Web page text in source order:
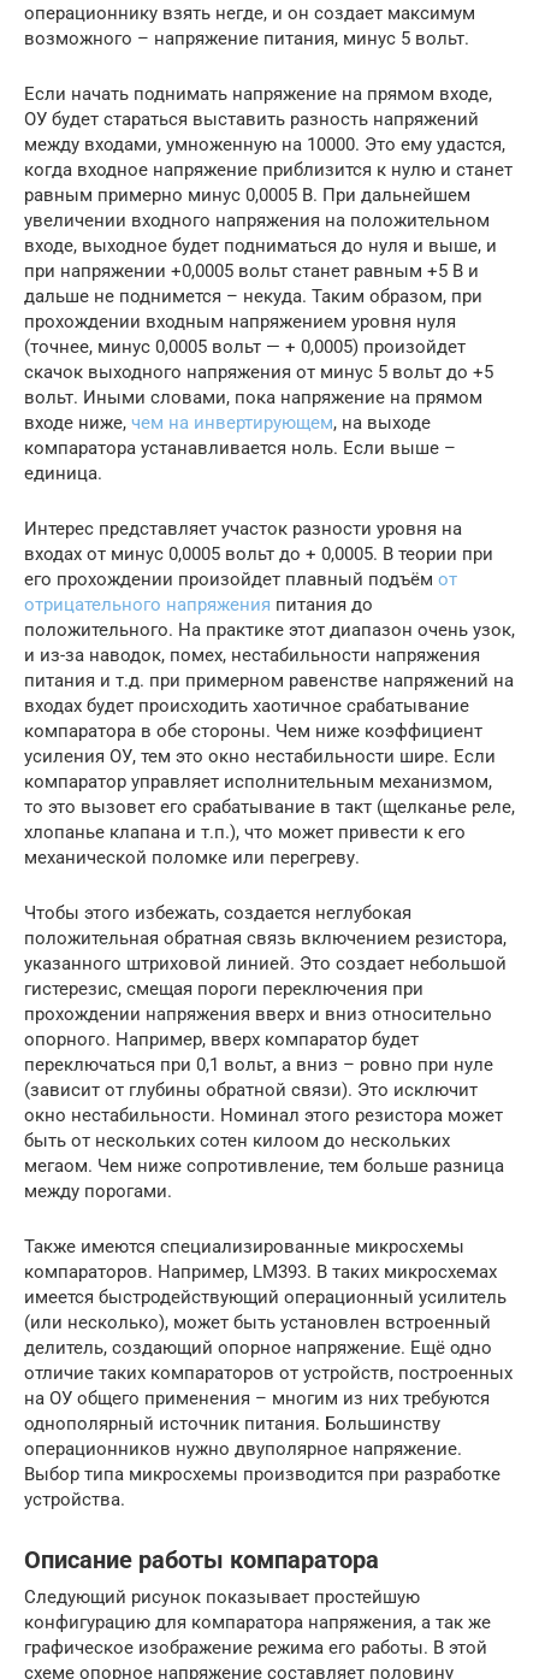
операционнику взять негде, и он создает максимум
возможного – напряжение питания, минус 5 вольт.
Если начать поднимать напряжение на прямом входе,
ОУ будет стараться выставить разность напряжений
между входами, умноженную на 10000. Это ему удастся,
когда входное напряжение приблизится к нулю и станет
равным примерно минус 0,0005 В. При дальнейшем
увеличении входного напряжения на положительном
входе, выходное будет подниматься до нуля и выше, и
при напряжении +0,0005 вольт станет равным +5 В и
дальше не поднимется – некуда. Таким образом, при
прохождении входным напряжением уровня нуля
(точнее, минус 0,0005 вольт — + 0,0005) произойдет
скачок выходного напряжения от минус 5 вольт до +5
вольт. Иными словами, пока напряжение на прямом
входе ниже, чем на инвертирующем, на выходе
компаратора устанавливается ноль. Если выше –
единица.
Интерес представляет участок разности уровня на
входах от минус 0,0005 вольт до + 0,0005. В теории при
его прохождении произойдет плавный подъём от
отрицательного напряжения питания до
положительного. На практике этот диапазон очень узок,
и из-за наводок, помех, нестабильности напряжения
питания и т.д. при примерном равенстве напряжений на
входах будет происходить хаотичное срабатывание
компаратора в обе стороны. Чем ниже коэффициент
усиления ОУ, тем это окно нестабильности шире. Если
компаратор управляет исполнительным механизмом,
то это вызовет его срабатывание в такт (щелканье реле,
хлопанье клапана и т.п.), что может привести к его
механической поломке или перегреву.
Чтобы этого избежать, создается неглубокая
положительная обратная связь включением резистора,
указанного штриховой линией. Это создает небольшой
гистерезис, смещая пороги переключения при
прохождении напряжения вверх и вниз относительно
опорного. Например, вверх компаратор будет
переключаться при 0,1 вольт, а вниз – ровно при нуле
(зависит от глубины обратной связи). Это исключит
окно нестабильности. Номинал этого резистора может
быть от нескольких сотен килоом до нескольких
мегаом. Чем ниже сопротивление, тем больше разница
между порогами.
Также имеются специализированные микросхемы
компараторов. Например, LM393. В таких микросхемах
имеется быстродействующий операционный усилитель
(или несколько), может быть установлен встроенный
делитель, создающий опорное напряжение. Ещё одно
отличие таких компараторов от устройств, построенных
на ОУ общего применения – многим из них требуются
однополярный источник питания. Большинству
операционников нужно двуполярное напряжение.
Выбор типа микросхемы производится при разработке
устройства.
Описание работы компаратора
Следующий рисунок показывает простейшую
конфигурацию для компаратора напряжения, а так же
графическое изображение режима его работы. В этой
схеме опорное напряжение составляет половину